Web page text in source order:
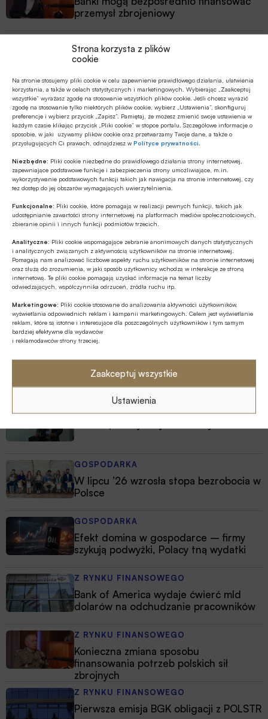
Strona korzysta z plików
cookie
Na stronie stosujemy pliki cookie w celu zapewnienie prawidłowego działania, ułatwienia
korzystania, a także w celach statystycznych i marketingowych. Wybierając „Zaakceptuj
wszystkie” wyrażasz zgodę na stosowanie wszystkich plików cookie. Jeśli chcesz wyrazić
zgodę na stosowanie tylko niektórych plików cookie, wybierz „Ustawienia”, skonfiguruj
preferencje i wybierz przycisk „Zapisz”. Pamiętaj, że możesz zmienić swoje ustawienia w
każdym czasie klikając przycisk „Pliki cookie” w stopce portalu. Szczegółowe informacje o
sposobie, w jaki używamy plików cookie oraz przetwarzamy Twoje dane, a także o
przysługujących Ci prawach, odnajdziesz wPolityce prywatności
Niezbędne: Pliki cookie niezbędne do prawidłowego działania strony internetowej,
zapewniające podstawowe funkcje i zabezpieczenia strony umożliwiające, m.in.
wykorzystywanie podstawowych funkcji takich jak nawigacja na stronie internetowej, czy
tez dostęp do jej obszarów wymagających uwierzytelnienia.
Funkcjonalne: Pliki cookie, które pomagają w realizacji pewnych funkcji, takich jak
udostępnianie zawartości strony internetowej na platformach mediów społecznościowych,
zbieranie opinii i innych funkcji podmiotów trzecich.
Analityczne: Pliki cookie wspomagające zebranie anonimowych danych statystycznych
i analitycznych związanych z aktywnością użytkowników na stronie internetowej.
Pomagają nam analizować liczbowe aspekty ruchu użytkowników na stronie internetowej
oraz służą do zrozumienia, w jaki sposób użytkownicy wchodzą w interakcje ze stroną
internetową. Te pliki cookie pomagają uzyskać informacje na temat liczby
odwiedzających, współczynnika odrzuceń, źródła ruchu itp.
Marketingowe: Pliki cookie stosowane do analizowania aktywności użytkowników,
wyświetlania odpowiednich reklam i kampanii marketingowych. Celem jest wyświetlanie
reklam, które są istotne i interesujące dla poszczególnych użytkowników i tym samym
bardziej efektywne dla wydawców
i reklamodawców strony trzeciej.
Zaakceptuj wszystkie
Ustawienia
przemysł zbrojeniowy
PKO BP o nowych zasadach
MULTIMEDIA
Na czym polega faza Discovery?
Branża leasingowa o inwestycjach w
polskiej gospodarce, programie SAFE i
polityce dual use
GOSPODARKA
W lipcu ’26 wzrosła stopa bezrobocia w
Polsce
GOSPODARKA
Efekt domina w gospodarce – firmy
szykują podwyżki, Polacy tną wydatki
Z RYNKU FINANSOWEGO
Bank of America wydaje ćwierć mld
dolarów na odchudzanie pracowników
Z RYNKU FINANSOWEGO
Konieczna zmiana sposobu
finansowania potrzeb polskich sił
zbrojnych
Z RYNKU FINANSOWEGO
Pierwsza emisja BGK obligacji z POLSTR